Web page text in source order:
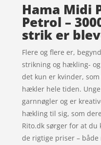
Hama Midi
Petrol –
strik er
Flere og flere er,
strikning og hækling-
det kun er kvinder,
hækler hele tiden.
garnnøgler og er
hækling til sig, som
Rito.dk sørger for at
de rigtige priser –